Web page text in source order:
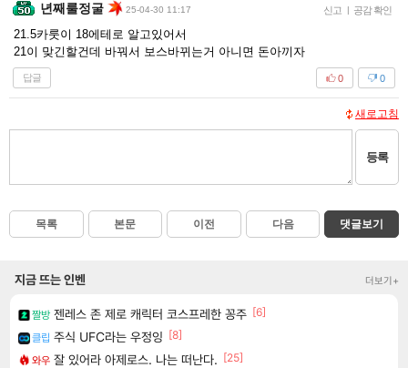
년째룰정굴 25-04-30 11:17 신고 | 공감 확인
21.5카룻이 18에테로 알고있어서
21이 맞긴할건데 바꿔서 보스바뀌는거 아니면 돈아끼자
답글 0
0
새로고침
등록
목록 본문 이전 다음 댓글보기
지금 뜨는 인벤 더보기+
짤방 젠레스 존 제로 캐릭터 코스프레한 꽁주 [6]
클립 주식 UFC라는 우정잉 [8]
와우 잘 있어라 아제로스. 나는 떠난다. [25]